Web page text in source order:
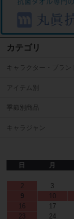
カテゴリ
キャラクター・ブラン
アイテム別
季節別商品
キャラジャン
日
月
2
3
9
10
16
17
23
24